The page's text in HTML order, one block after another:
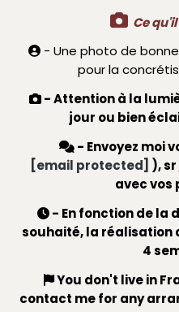
 Ce
 - Une photo de
pour la
- Attention à la
jour ou bien
- Envoyez moi
[email protected] ), sr
avec vos
 - En fonction de la
souhaité,la réalisation
4
You don't live in
contact me for any